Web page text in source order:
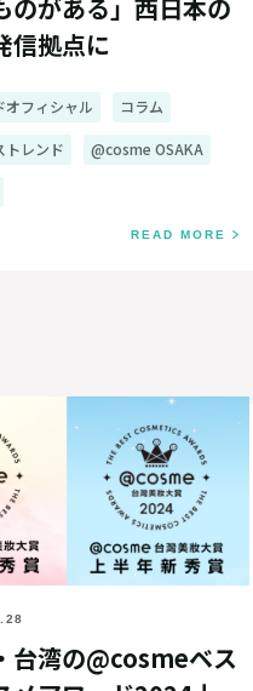
のがある」西日本の
信拠点に
オフィシャル コラム
トレンド @cosme OSAKA
READ MORE
台湾の@cosmeベス